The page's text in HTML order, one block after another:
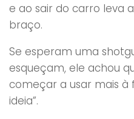
e ao sair do carro leva
braço.
Se esperam uma
esqueçam, ele achou
começar a usar mais
ideia”.